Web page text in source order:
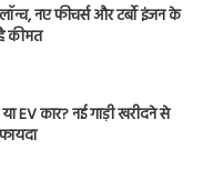
नए फीचर्स और टर्बो इंजन के
कीमत
EV कार? नई गाड़ी खरीदने से